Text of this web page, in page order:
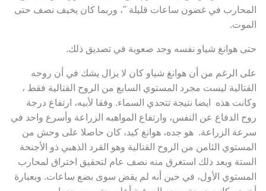
المحارب في غضون ساعات قليلة "، وربما كان يخيف نصف حتى
الموت.
حتى هوانغ شياو نفسه وجد صعوبة في تصديق ذلك.
على الرغم من أن هوانغ شياو كان لا يزال يشك في أن روحه
القتالية ليست مجرد المستوي السابع من الروح القتالية فقط ،
وكانت هذه ايضا نتيجة تتحدي السماء. وفقا لأبيه، ارتفاع درجة
روح الدفاع عن النفس، وارتفاع المواهبه الزراعة وأسرع واحد في
سرعة الزراعة. هو جده، هوانغ كيد، كان حاصلا على وحش من
المستوي الثامن من الروح القتالية وهو القرد الذهبي ذو الأجنحة
الستة وبعد ذلك استغرق منه نصف عام لتحقيق اختراق لمحارب
المستوي الأول، في حين أنه لم يقض سوى بضع ساعات. وبعبارة